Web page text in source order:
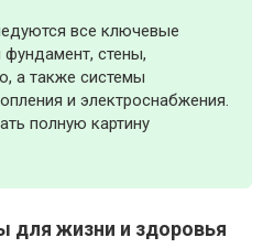
все ключевые
стены,
а также системы
и электроснабжения.
полную картину
для жизни и здоровья